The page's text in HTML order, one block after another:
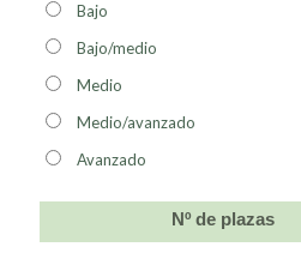
Bajo
Bajo/medio
Medio
Medio/avanzado
Avanzado
Nº de plazas